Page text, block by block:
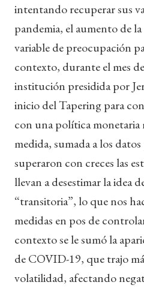
intentando recuperar sus
pandemia, el aumento de
variable de preocupación
contexto, durante el mes
institución presidida por
inicio del Tapering para
con una política monetaria
medida, sumada a los
superaron con creces las
llevan a desestimar la idea
“transitoria”, lo que nos
medidas en pos de
contexto se le sumó la
de COVID-19, que trajo
volatilidad, afectando